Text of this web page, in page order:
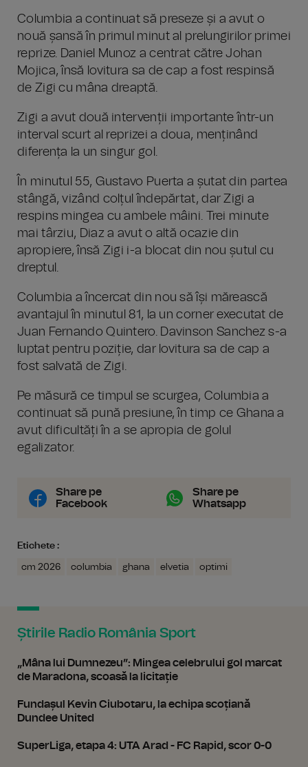
Columbia a continuat să preseze și a avut o
nouă șansă în primul minut al prelungirilor primei
reprize. Daniel Munoz a centrat către Johan
Mojica, însă lovitura sa de cap a fost respinsă
de Zigi cu mâna dreaptă.
Zigi a avut două intervenții importante într-un
interval scurt al reprizei a doua, menținând
diferența la un singur gol.
În minutul 55, Gustavo Puerta a șutat din partea
stângă, vizând colțul îndepărtat, dar Zigi a
respins mingea cu ambele mâini. Trei minute
mai târziu, Diaz a avut o altă ocazie din
apropiere, însă Zigi i-a blocat din nou șutul cu
dreptul.
Columbia a încercat din nou să își mărească
avantajul în minutul 81, la un corner executat de
Juan Fernando Quintero. Davinson Sanchez s-a
luptat pentru poziție, dar lovitura sa de cap a
fost salvată de Zigi.
Pe măsură ce timpul se scurgea, Columbia a
continuat să pună presiune, în timp ce Ghana a
avut dificultăți în a se apropia de golul
egalizator.
Share pe
Facebook
Share pe
Whatsapp
Etichete :
cm 2026 columbia ghana elvetia optimi
Știrile Radio România Sport
„Mâna lui Dumnezeu”: Mingea celebrului gol marcat
de Maradona, scoasă la licitație
Fundașul Kevin Ciubotaru, la echipa scoțiană
Dundee United
SuperLiga, etapa 4: UTA Arad - FC Rapid, scor 0-0